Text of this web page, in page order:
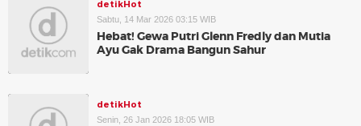
detikHot
Sabtu, 14 Mar 2026 03:15 WIB
Hebat! Gewa Putri Glenn Fredly dan Mutia
Ayu Gak Drama Bangun Sahur
detikHot
Senin, 26 Jan 2026 18:05 WIB